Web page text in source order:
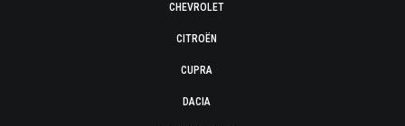
CHEVROLET
CITROËN
CUPRA
DACIA